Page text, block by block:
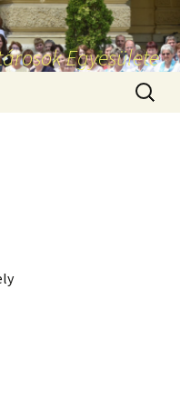
Egyesülete